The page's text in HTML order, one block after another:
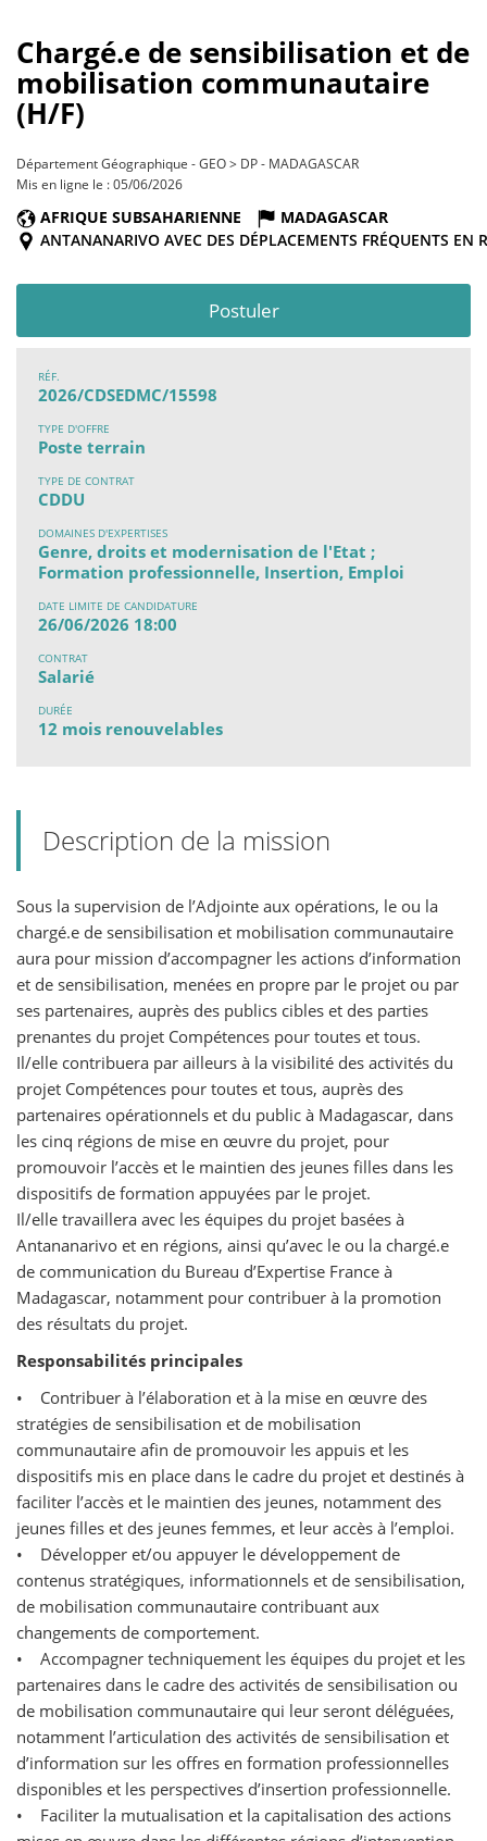
Chargé.e de sensibilisation et de
mobilisation communautaire
(H/F)
Département Géographique - GEO > DP - MADAGASCAR
Mis en ligne le : 05/06/2026
AFRIQUE SUBSAHARIENNE
MADAGASCAR
ANTANANARIVO AVEC DES DÉPLACEMENTS FRÉQUENTS EN
Postuler
RÉF.
2026/CDSEDMC/15598
TYPE D'OFFRE
Poste terrain
TYPE DE CONTRAT
CDDU
DOMAINES D'EXPERTISES
Genre, droits et modernisation de l'Etat ;
Formation professionnelle, Insertion, Emploi
DATE LIMITE DE CANDIDATURE
26/06/2026 18:00
CONTRAT
Salarié
DURÉE
12 mois renouvelables
Description de la mission
Sous la supervision de l’Adjointe aux opérations, le ou la
chargé.e de sensibilisation et mobilisation communautaire
aura pour mission d’accompagner les actions d’information
et de sensibilisation, menées en propre par le projet ou par
ses partenaires, auprès des publics cibles et des parties
prenantes du projet Compétences pour toutes et tous.
Il/elle contribuera par ailleurs à la visibilité des activités du
projet Compétences pour toutes et tous, auprès des
partenaires opérationnels et du public à Madagascar, dans
les cinq régions de mise en œuvre du projet, pour
promouvoir l’accès et le maintien des jeunes filles dans les
dispositifs de formation appuyées par le projet.
Il/elle travaillera avec les équipes du projet basées à
Antananarivo et en régions, ainsi qu’avec le ou la chargé.e
de communication du Bureau d’Expertise France à
Madagascar, notamment pour contribuer à la promotion
des résultats du projet.
Responsabilités principales
• Contribuer à l’élaboration et à la mise en œuvre des
stratégies de sensibilisation et de mobilisation
communautaire afin de promouvoir les appuis et les
dispositifs mis en place dans le cadre du projet et destinés à
faciliter l’accès et le maintien des jeunes, notamment des
jeunes filles et des jeunes femmes, et leur accès à l’emploi.
• Développer et/ou appuyer le développement de
contenus stratégiques, informationnels et de sensibilisation,
de mobilisation communautaire contribuant aux
changements de comportement.
• Accompagner techniquement les équipes du projet et les
partenaires dans le cadre des activités de sensibilisation ou
de mobilisation communautaire qui leur seront déléguées,
notamment l’articulation des activités de sensibilisation et
d’information sur les offres en formation professionnelles
disponibles et les perspectives d’insertion professionnelle.
• Faciliter la mutualisation et la capitalisation des actions